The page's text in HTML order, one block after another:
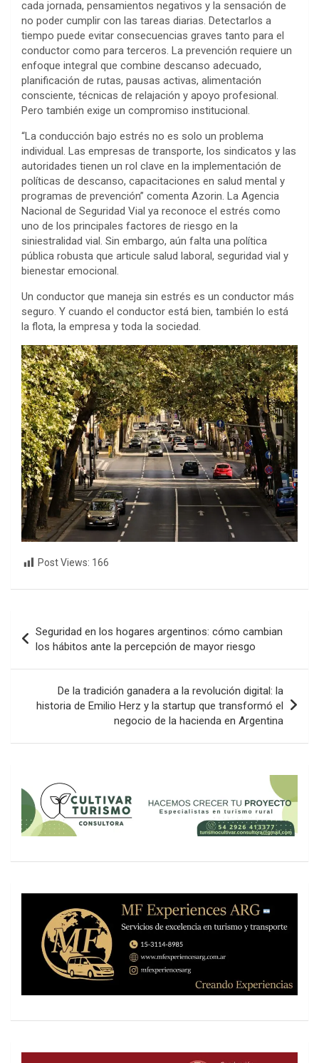
cada jornada, pensamientos negativos y la sensación de
no poder cumplir con las tareas diarias. Detectarlos a
tiempo puede evitar consecuencias graves tanto para el
conductor como para terceros. La prevención requiere un
enfoque integral que combine descanso adecuado,
planificación de rutas, pausas activas, alimentación
consciente, técnicas de relajación y apoyo profesional.
Pero también exige un compromiso institucional.
“La conducción bajo estrés no es solo un problema
individual. Las empresas de transporte, los sindicatos y las
autoridades tienen un rol clave en la implementación de
políticas de descanso, capacitaciones en salud mental y
programas de prevención” comenta Azorin. La Agencia
Nacional de Seguridad Vial ya reconoce el estrés como
uno de los principales factores de riesgo en la
siniestralidad vial. Sin embargo, aún falta una política
pública robusta que articule salud laboral, seguridad vial y
bienestar emocional.
Un conductor que maneja sin estrés es un conductor más
seguro. Y cuando el conductor está bien, también lo está
la flota, la empresa y toda la sociedad.
Post Views: 166
de
entradas
Seguridad en los hogares argentinos: cómo cambian
los hábitos ante la percepción de mayor riesgo
De la tradición ganadera a la revolución digital: la
historia de Emilio Herz y la startup que transformó el
negocio de la hacienda en Argentina